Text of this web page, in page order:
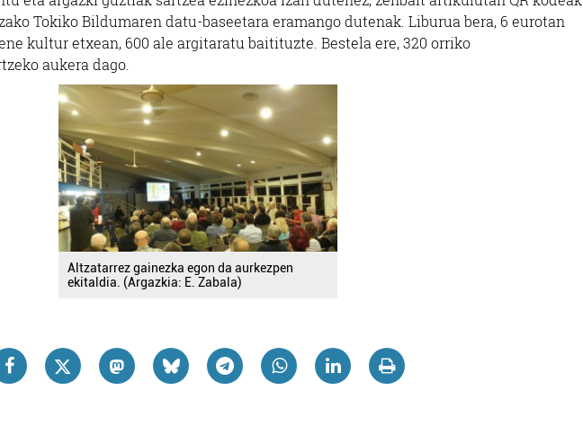
Tokiko Bildumaren datu-baseetara eramango dutenak. Liburua bera, 6 eurotan
kultur etxean, 600 ale argitaratu baitituzte. Bestela ere, 320 orriko
aukera dago.
Altzatarrez gainezka egon da aurkezpen
ekitaldia. (Argazkia: E. Zabala)